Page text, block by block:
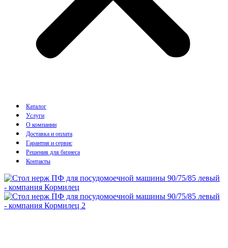
Каталог
Услуги
О компании
Доставка и оплата
Гарантия и сервис
Решения для бизнеса
Контакты